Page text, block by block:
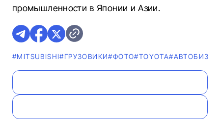
промышленности в Японии и Азии.
#MITSUBISHI#ГРУЗОВИКИ#ФОТО#TOYOTA